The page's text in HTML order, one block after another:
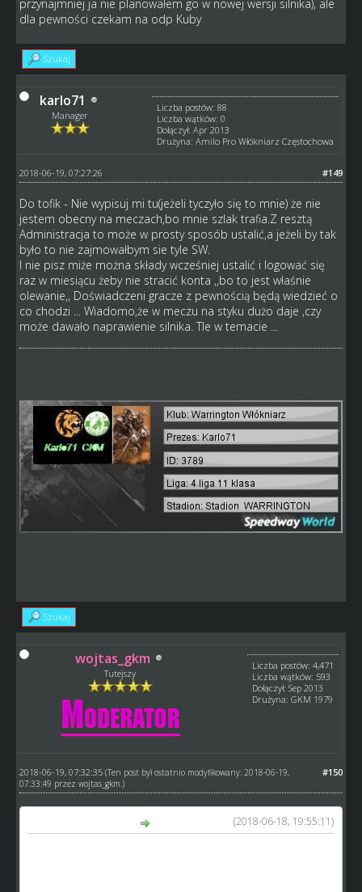
przynajmniej ja nie planowałem go w nowej wersji silnika), ale
dla pewności czekam na odp Kuby
Szukaj
karlo71
Manager
Liczba postów: 88
Liczba wątków: 0
Dołączył: Apr 2013
Drużyna: Amilo Pro Włókniarz Częstochowa
#149
2018-06-19, 07:27:26
Do tofik - Nie wypisuj mi tu(jeżeli tyczyło się to mnie) że nie
jestem obecny na meczach,bo mnie szlak trafia.Z resztą
Administracja to może w prosty sposób ustalić,a jeżeli by tak
było to nie zajmowałbym sie tyle SW.
I nie pisz miże można składy wcześniej ustalić i logować się
raz w miesiącu żeby nie stracić konta ,,bo to jest właśnie
olewanie,, Doświadczeni gracze z pewnością będą wiedzieć o
co chodzi ... Wiadomo,że w meczu na styku dużo daje ,czy
może dawało naprawienie silnika. Tle w temacie ...
Szukaj
wojtas_gkm
Tutejszy
Liczba postów: 4,471
Liczba wątków: 593
Dołączył: Sep 2013
Drużyna: GKM 1979
#150
2018-06-19, 07:32:35 (Ten post był ostatnio modyfikowany: 2018-06-19,
07:33:49 przez wojtas_gkm .)
(2018-06-18, 19:55:11)